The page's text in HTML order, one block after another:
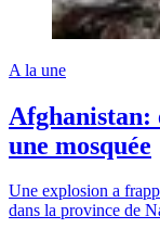
A la une
Afghanistan:
une mosquée
Une explosion a
dans la province de